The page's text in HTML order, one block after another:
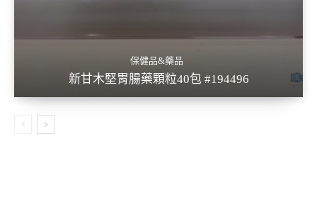
保健品&藥品
新甘木堅胃腸藥顆粒40包 #194496